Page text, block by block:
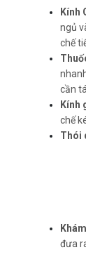
Kính
ngủ
chế
cần
Kính
chế
Thói
đưa